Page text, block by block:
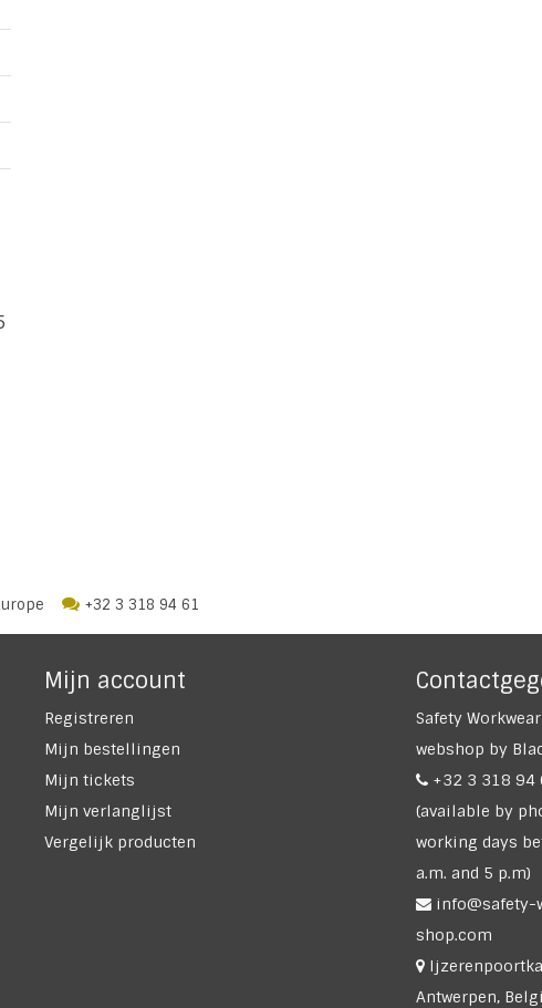
+32 3 318 94 61
Mijn account
Registreren
Mijn bestellingen
Mijn tickets
Mijn verlanglijst
Vergelijk producten
Safety
webshop by
+32 3 318 94
(available by
working days
a.m. and 5 p.m)
info@safety-
shop.com
Antwerpen,